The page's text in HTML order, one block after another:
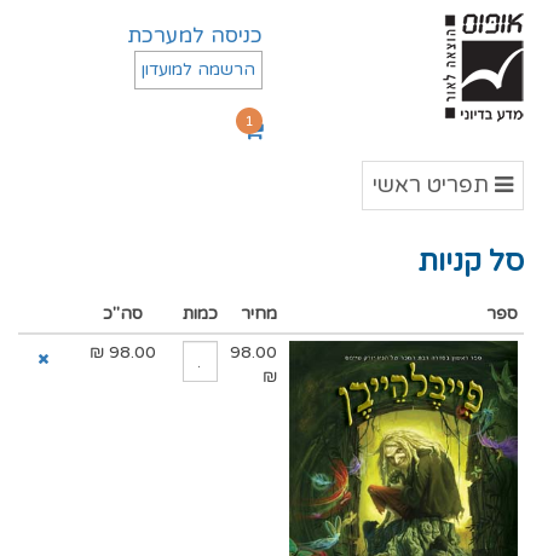
כניסה למערכת
הרשמה למועדון
1
תפריט
תפריט ראשי
סל קניות
ספר מחיר כמות סה"כ
98.00
₪
98.00
₪